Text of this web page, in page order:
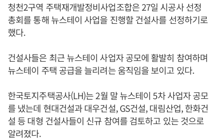
청천2구역 주택재개발정비사업조합은 27일 시공사 선정
총회를 통해 뉴스테이 사업을 진행할 건설사를 선정하기로
했다.
건설사들은 최근 뉴스테이 사업자 공모에 활발히 참여하며
뉴스테이 주택 공급을 늘리려는 움직임을 보이고 있다.
한국토지주택공사(LH)는 2월 말 뉴스테이 5차 사업자 공모
를 냈는데 현대건설과 대우건설, GS건설, 대림산업, 한화건
설 등 대형 건설사들이 신규 참여를 검토하고 있는 것으로
알려졌다.